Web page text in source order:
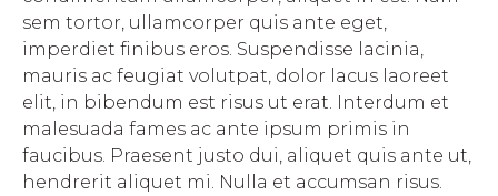
sem tortor, ullamcorper quis ante eget,
imperdiet finibus eros. Suspendisse lacinia,
mauris ac feugiat volutpat, dolor lacus laoreet
elit, in bibendum est risus ut erat. Interdum et
malesuada fames ac ante ipsum primis in
faucibus. Praesent justo dui, aliquet quis ante ut,
hendrerit aliquet mi. Nulla et accumsan risus.